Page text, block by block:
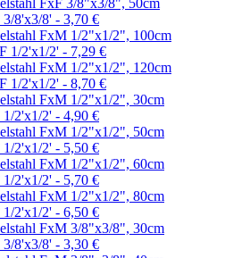
3/8'x3/8' - 3,70 €
1/2'x1/2' - 7,29 €
1/2'x1/2' - 8,70 €
1/2'x1/2' - 4,90 €
1/2'x1/2' - 5,50 €
1/2'x1/2' - 5,70 €
1/2'x1/2' - 6,50 €
3/8'x3/8' - 3,30 €